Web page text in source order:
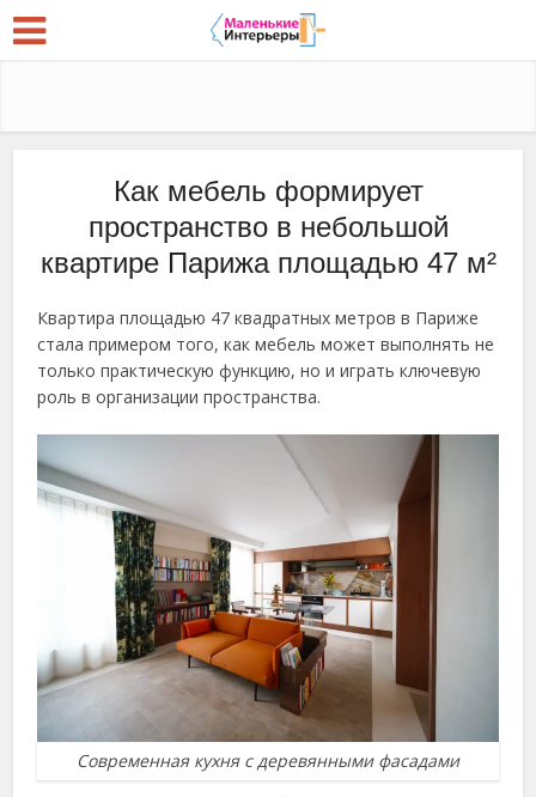
Как мебель формирует
пространство в небольшой
квартире Парижа площадью 47 м²
Квартира площадью 47 квадратных метров в Париже
стала примером того, как мебель может выполнять не
только практическую функцию, но и играть ключевую
роль в организации пространства.
Современная кухня с деревянными фасадами